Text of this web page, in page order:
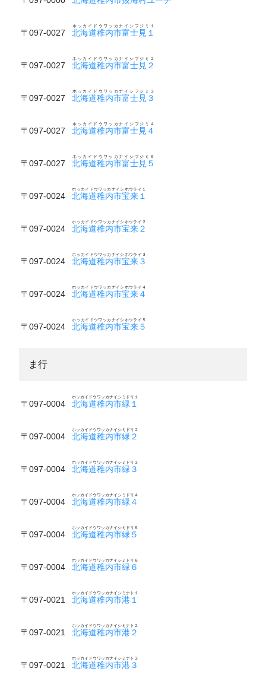
〒097-0027 北海道稚内市富士見１
ホッカイドウワッカナイシフジミ１
〒097-0027 北海道稚内市富士見２
ホッカイドウワッカナイシフジミ２
〒097-0027 北海道稚内市富士見３
ホッカイドウワッカナイシフジミ３
〒097-0027 北海道稚内市富士見４
ホッカイドウワッカナイシフジミ４
〒097-0027 北海道稚内市富士見５
ホッカイドウワッカナイシフジミ５
〒097-0024 北海道稚内市宝来１
ホッカイドウワッカナイシホウライ１
〒097-0024 北海道稚内市宝来２
ホッカイドウワッカナイシホウライ２
〒097-0024 北海道稚内市宝来３
ホッカイドウワッカナイシホウライ３
〒097-0024 北海道稚内市宝来４
ホッカイドウワッカナイシホウライ４
〒097-0024 北海道稚内市宝来５
ホッカイドウワッカナイシホウライ５
ま行
〒097-0004 北海道稚内市緑１
ホッカイドウワッカナイシミドリ１
〒097-0004 北海道稚内市緑２
ホッカイドウワッカナイシミドリ２
〒097-0004 北海道稚内市緑３
ホッカイドウワッカナイシミドリ３
〒097-0004 北海道稚内市緑４
ホッカイドウワッカナイシミドリ４
〒097-0004 北海道稚内市緑５
ホッカイドウワッカナイシミドリ５
〒097-0004 北海道稚内市緑６
ホッカイドウワッカナイシミドリ６
〒097-0021 北海道稚内市港１
ホッカイドウワッカナイシミナト１
〒097-0021 北海道稚内市港２
ホッカイドウワッカナイシミナト２
〒097-0021 北海道稚内市港３
ホッカイドウワッカナイシミナト３